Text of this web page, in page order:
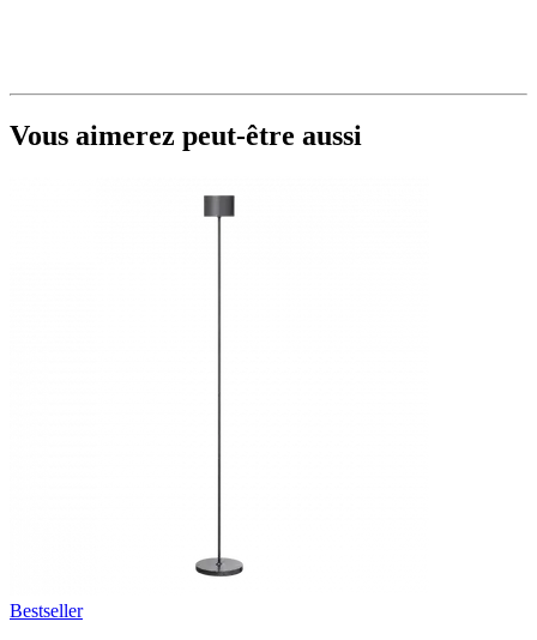
Vous aimerez peut-être aussi
Bestseller